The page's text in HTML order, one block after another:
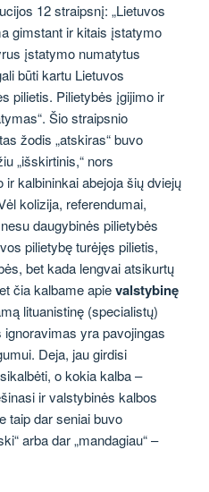
12 straipsnį: „Lietuvos
gimstant ir kitais įstatymo
įstatymo numatytus
būti kartu Lietuvos
pilietis. Pilietybės įgijimo ir
Šio straipsnio
žodis „atskiras“ buvo
„išskirtinis,“ nors
kalbininkai abejoja šių dviejų
kolizija, referendumai,
daugybinės pilietybės
pilietybę turėjęs pilietis,
bet kada lengvai atsikurtų
čia kalbame apievalstybinę
lituanistinę (specialistų)
yra pavojingas
Deja, jau girdisi
o kokia kalba –
ir valstybinės kalbos
taip dar seniai buvo
arba dar „mandagiau“ –